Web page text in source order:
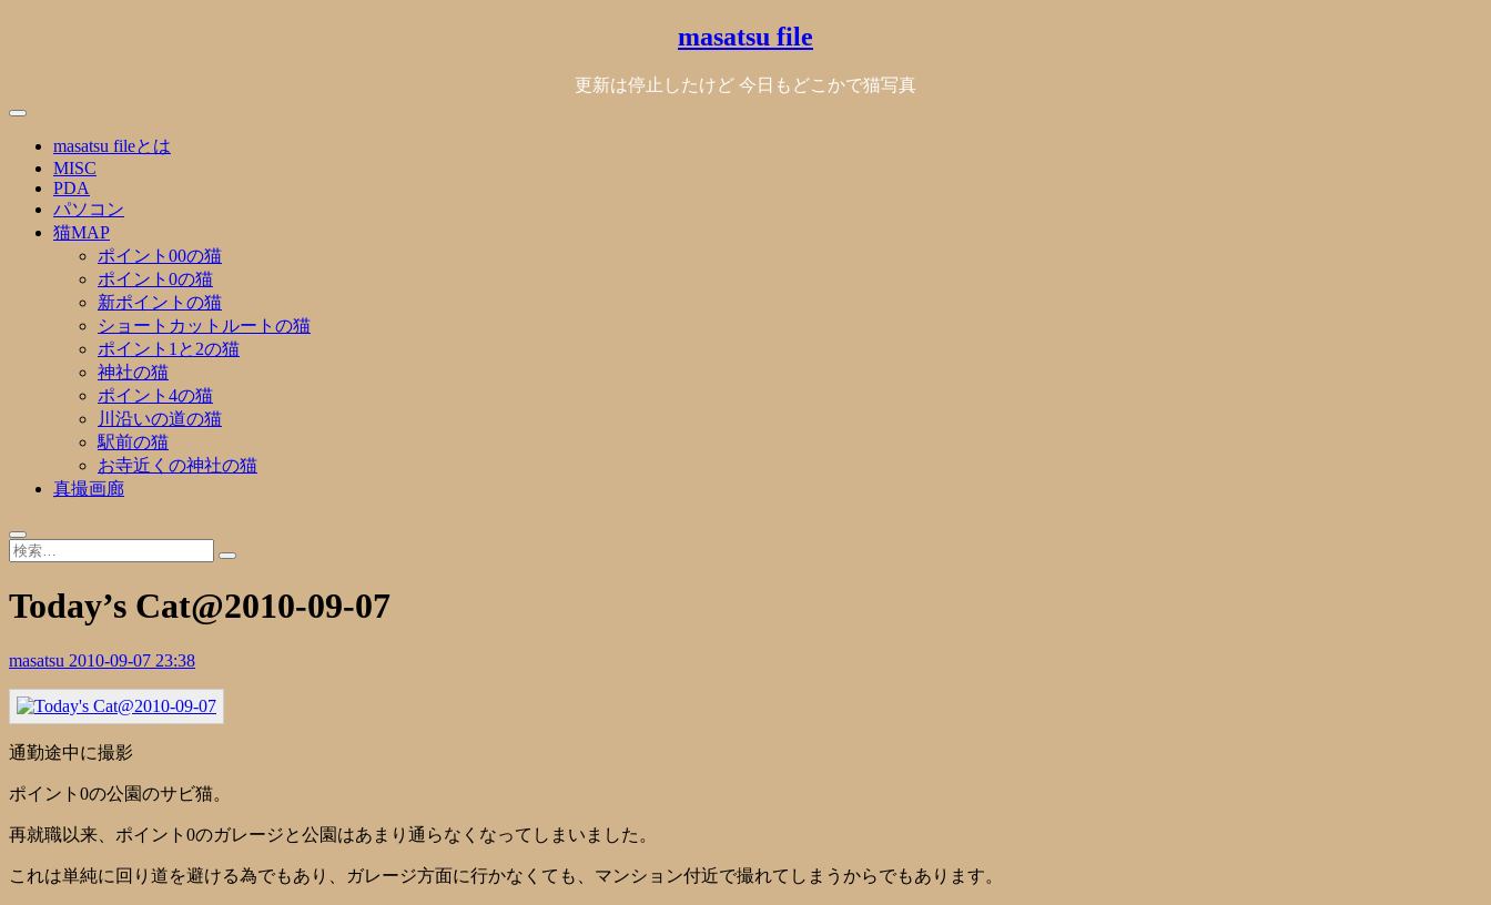
masatsu file
更新は停止したけど 今日もどこかで猫写真
masatsu fileとは
MISC
PDA
パソコン
猫MAP
ポイント00の猫
ポイント0の猫
新ポイントの猫
ショートカットルートの猫
ポイント1と2の猫
神社の猫
ポイント4の猫
川沿いの道の猫
駅前の猫
お寺近くの神社の猫
真撮画廊
Today’s Cat@2010-09-07
masatsu 2010-09-07 23:38
通勤途中に撮影
ポイント0の公園のサビ猫。
再就職以来、ポイント0のガレージと公園はあまり通らなくなってしまいました。
これは単純に回り道を避ける為でもあり、ガレージ方面に行かなくても、マンション付近で撮れてしまうからでもあります。